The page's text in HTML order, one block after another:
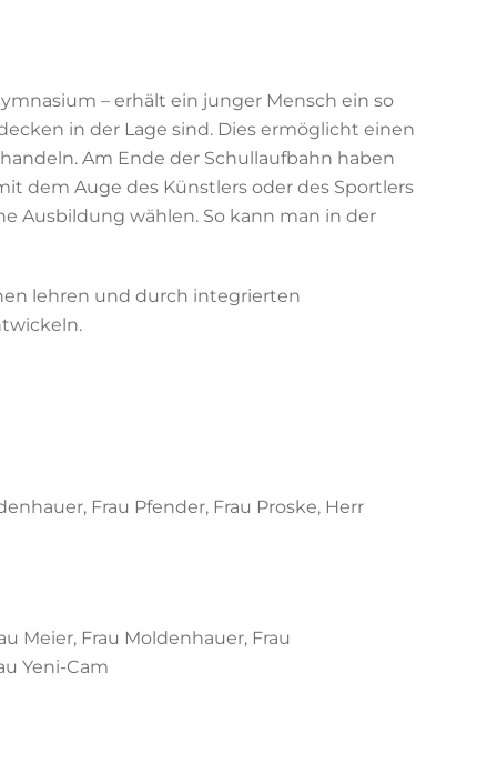
– erhält ein junger Mensch ein so
in der Lage sind. Dies ermöglicht einen
Am Ende der Schullaufbahn haben
dem Auge des Künstlers oder des Sportlers
Ausbildung wählen. So kann man in der
lehren und durch integrierten
Frau Pfender, Frau Proske, Herr
Meier, Frau Moldenhauer, Frau
Yeni-Cam